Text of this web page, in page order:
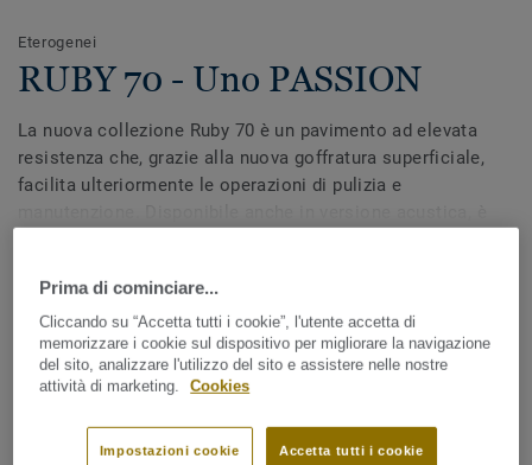
Eterogenei
RUBY 70 - Uno PASSION
La nuova collezione Ruby 70 è un pavimento ad elevata
resistenza che, grazie alla nuova goffratura superficiale,
facilita ulteriormente le operazioni di pulizia e
CARATTERISTICHE PRINCIPALI
Made in Europe
Ideale per ambienti a traffico intenso: 0,70mm di strato
di usura
Prima di cominciare...
Cliccando su “Accetta tutti i cookie”, l'utente accetta di
memorizzare i cookie sul dispositivo per migliorare la navigazione
del sito, analizzare l'utilizzo del sito e assistere nelle nostre
attività di marketing. Cookies
Accetta tutti i cookie
Impostazioni cookie